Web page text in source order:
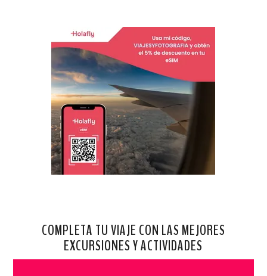
COMPLETA TU VIAJE CON LAS MEJORES
EXCURSIONES Y ACTIVIDADES